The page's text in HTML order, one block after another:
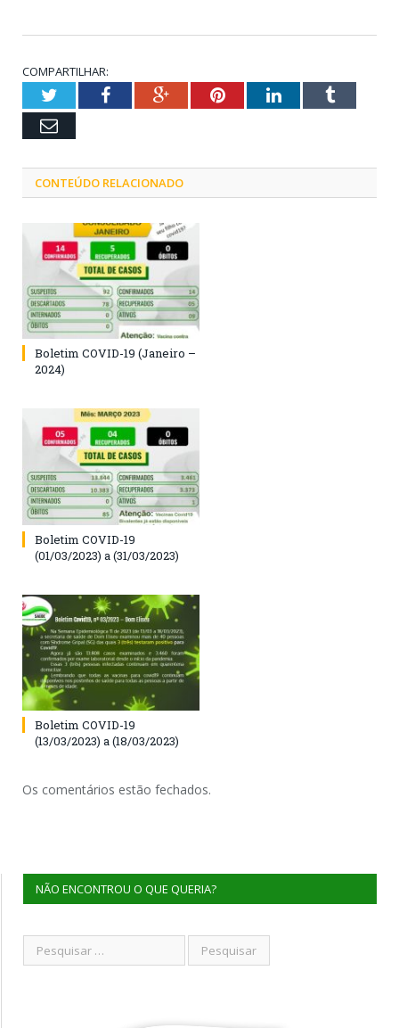
COMPARTILHAR:
TwitterFacebookGoogle+PinterestLinkedInTumblr
Email
CONTEÚDO RELACIONADO
Boletim COVID-19 (Janeiro –
2024)
Boletim COVID-19
(01/03/2023) a (31/03/2023)
Boletim COVID-19
(13/03/2023) a (18/03/2023)
Os comentários estão fechados.
NÃO ENCONTROU O QUE QUERIA?